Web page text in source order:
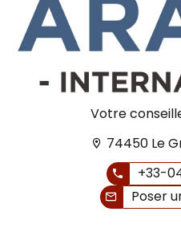
Votre
74450 Le
+33-
Poser